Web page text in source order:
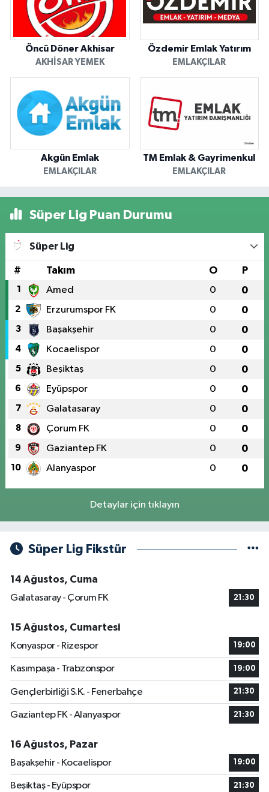
Öncü Döner Akhisar
AKHISAR YEMEK
Özdemir Emlak Yatırım
EMLAKÇILAR
Akgün Emlak
EMLAKÇILAR
TM Emlak & Gayrimenkul
EMLAKÇILAR
Süper Lig Puan Durumu
Süper Lig
# Takım O P
1 Amed 0 0
2 Erzurumspor FK 0 0
3 Başakşehir 0 0
4 Kocaelispor 0 0
5 Beşiktaş 0 0
6 Eyüpspor 0 0
7 Galatasaray 0 0
8 Çorum FK 0 0
9 Gaziantep FK 0 0
10 Alanyaspor 0 0
Detaylar için tıklayın
Süper Lig Fikstür
14 Ağustos, Cuma
Galatasaray - Çorum FK
21:30
15 Ağustos, Cumartesi
Konyaspor - Rizespor
19:00
Kasımpaşa - Trabzonspor 19:00
Gençlerbirliği S.K. - Fenerbahçe 21:30
Gaziantep FK - Alanyaspor 21:30
16 Ağustos, Pazar
Başakşehir - Kocaelispor
19:00
Beşiktaş - Eyüpspor 21:30